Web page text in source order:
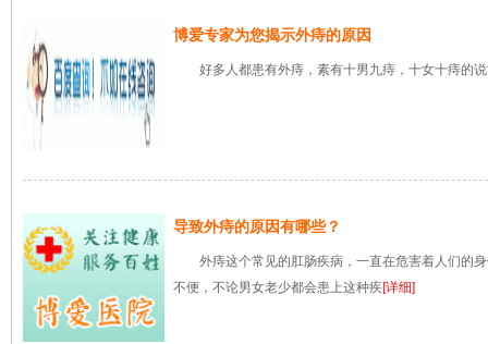
博爱专家为您揭示外痔的原因
好多人都患有外痔，素有十男九痔，十女十痔的
导致外痔的原因有哪些？
外痔这个常见的肛肠疾病，一直在危害着人们的
不便，不论男女老少都会患上这种疾[详细]